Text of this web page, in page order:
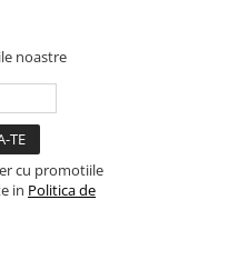
noastre
cu promotiile
in Politica de